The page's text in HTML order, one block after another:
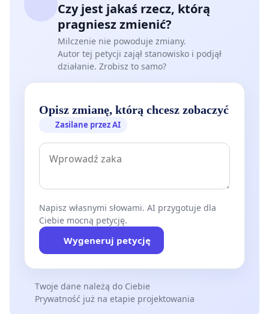
Czy jest jakaś rzecz, którą
pragniesz zmienić?
Milczenie nie powoduje zmiany.
Autor tej petycji zajął stanowisko i podjął
działanie. Zrobisz to samo?
Opisz zmianę, którą chcesz zobaczyć
Zasilane przez AI
Napisz własnymi słowami. AI przygotuje dla
Ciebie mocną petycję.
Wygeneruj petycję
Twoje dane należą do Ciebie
Prywatność już na etapie projektowania